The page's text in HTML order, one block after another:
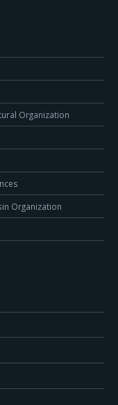
Organization
Organization